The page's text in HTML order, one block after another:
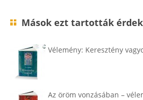
Mások ezt tartották
Vélemény: Keresztény
Az öröm vonzásában –